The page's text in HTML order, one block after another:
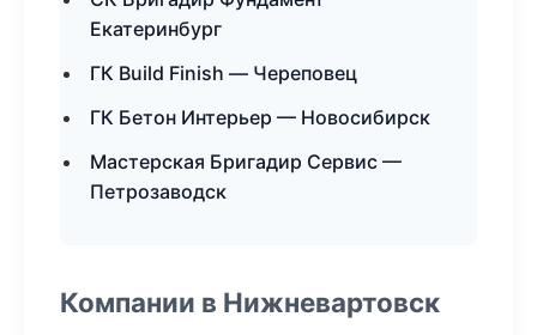
Екатеринбург
ГК Build Finish — Череповец
ГК Бетон Интерьер — Новосибирск
Мастерская Бригадир Сервис —
Петрозаводск
Компании в Нижневартовск